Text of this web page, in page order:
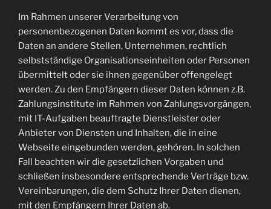
Im Rahmen unserer Verarbeitung von
personenbezogenen Daten kommt es vor, dass die
Daten an andere Stellen, Unternehmen, rechtlich
selbstständige Organisationseinheiten oder Personen
übermittelt oder sie ihnen gegenüber offengelegt
werden. Zu den Empfängern dieser Daten können z.B.
Zahlungsinstitute im Rahmen von Zahlungsvorgängen,
mit IT-Aufgaben beauftragte Dienstleister oder
Anbieter von Diensten und Inhalten, die in eine
Webseite eingebunden werden, gehören. In solchen
Fall beachten wir die gesetzlichen Vorgaben und
schließen insbesondere entsprechende Verträge bzw.
Vereinbarungen, die dem Schutz Ihrer Daten dienen,
mit den Empfängern Ihrer Daten ab.